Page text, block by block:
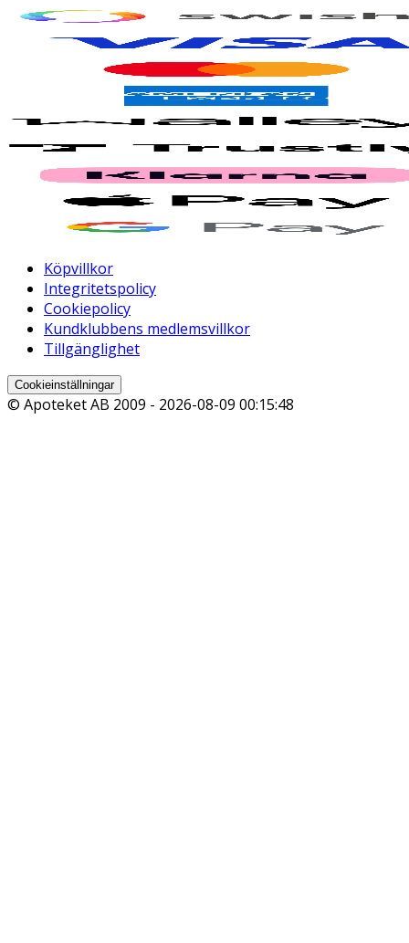
Köpvillkor
Integritetspolicy
Cookiepolicy
Kundklubbens medlemsvillkor
Tillgänglighet
Cookieinställningar
© Apoteket AB 2009 - 2026-08-09 00:15:48